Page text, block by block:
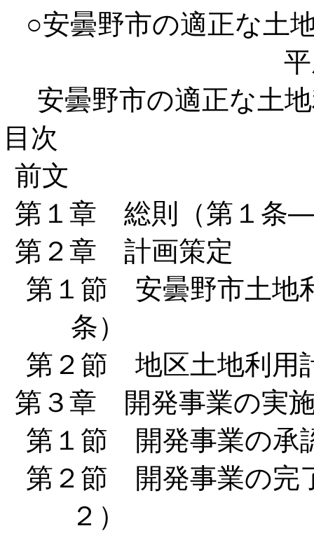
○安曇野市の適正な土
安曇野市の適正な土
目次
前文
第１章 総則（第１条
第２章 計画策定
第１節 安曇野市土地
条）
第２節 地区土地利用
第３章 開発事業の実
第１節 開発事業の承
第２節 開発事業の完
２）